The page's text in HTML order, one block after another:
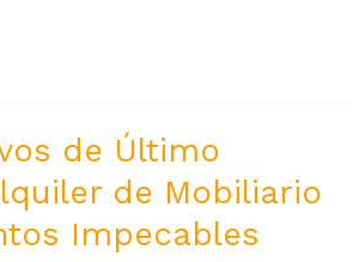
de Último
de Mobiliario
Impecables